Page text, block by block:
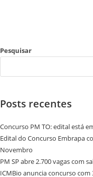
Pesquisar
Posts recentes
Concurso PM TO: edital está
Edital do Concurso Embrapa
Novembro
PM SP abre 2.700 vagas com
ICMBio anuncia concurso